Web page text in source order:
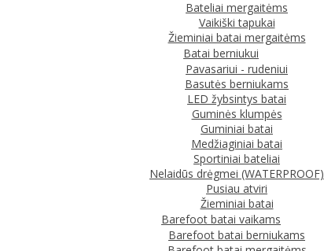
Bateliai mergaitėms
Vaikiški tapukai
Žieminiai batai mergaitėms
Batai berniukui
Pavasariui - rudeniui
Basutės berniukams
LED žybsintys batai
Guminės klumpės
Guminiai batai
Medžiaginiai batai
Sportiniai bateliai
Nelaidūs drėgmei (WATERPROOF)
Pusiau atviri
Žieminiai batai
Barefoot batai vaikams
Barefoot batai berniukams